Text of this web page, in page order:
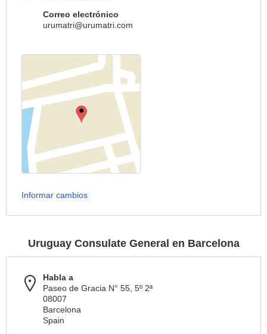
Correo electrónico
urumatri@urumatri.com
Informar cambios
Uruguay Consulate General en Barcelona
Habla a
Paseo de Gracia N° 55, 5º 2ª
08007
Barcelona
Spain